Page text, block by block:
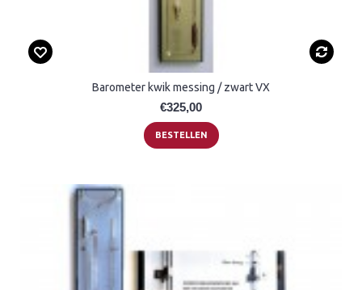
Barometer kwik messing / zwart VX
€325,00
BESTELLEN